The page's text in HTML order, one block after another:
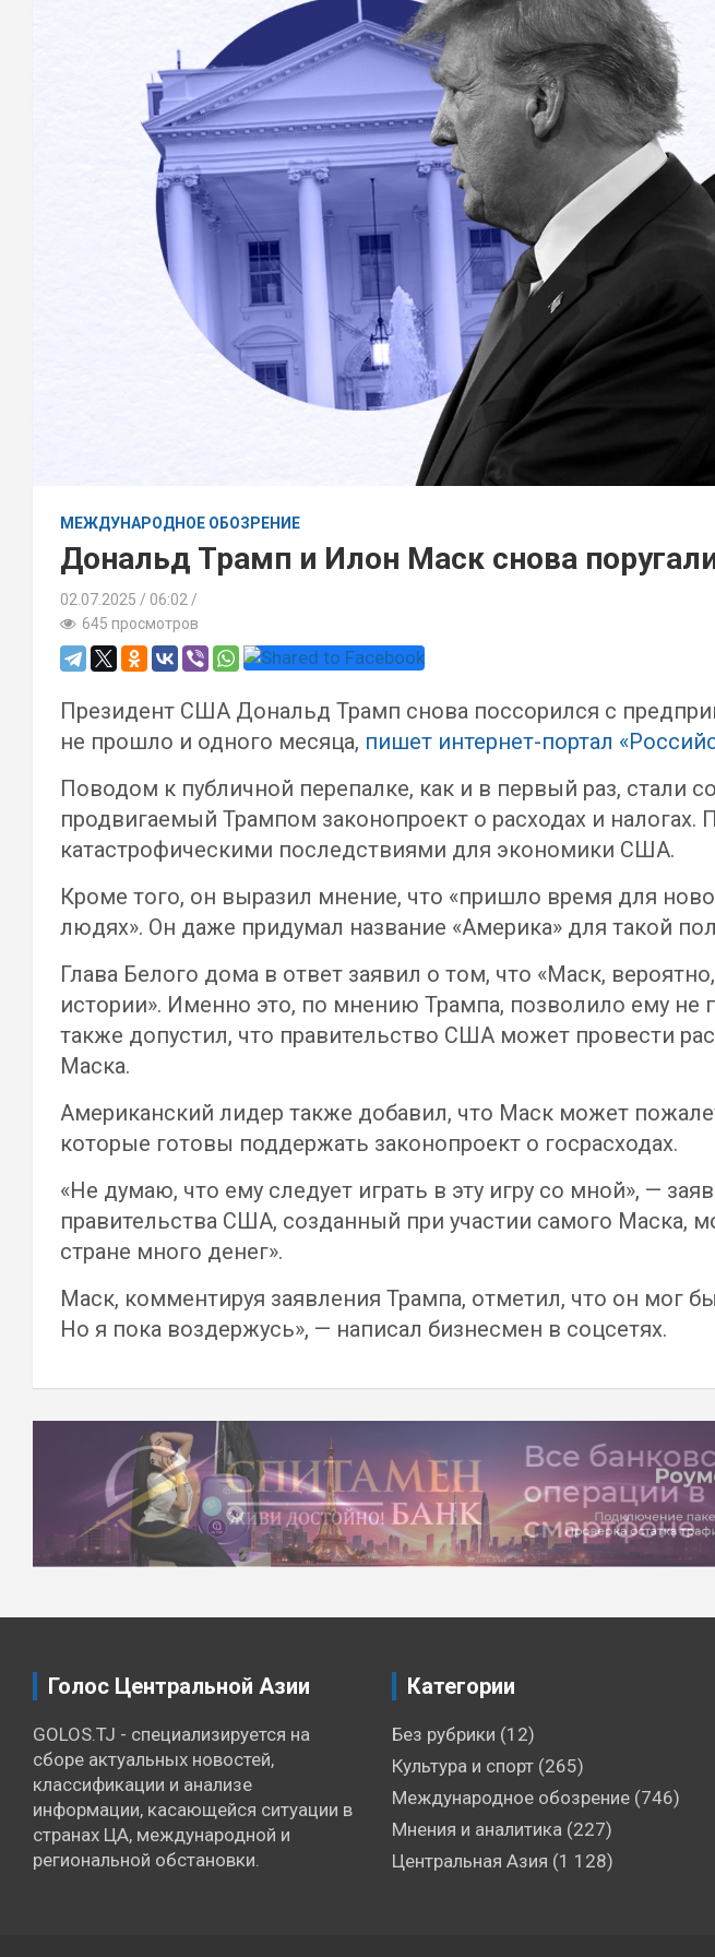
МЕЖДУНАРОДНОЕ ОБОЗРЕНИЕ
Дональд Трамп и Илон Маск снова
02.07.2025
06:02 /
645 просмотров
Президент США Дональд Трамп снова поссорился с
не прошло и одного месяца, пишет интернет-портал
Поводом к публичной перепалке, как и в первый раз, стали
продвигаемый Трампом законопроект о расходах и
катастрофическими последствиями для экономики США.
Кроме того, он выразил мнение, что «пришло время для
людях». Он даже придумал название «Америка» для такой
Глава Белого дома в ответ заявил о том, что «Маск,
истории». Именно это, по мнению Трампа, позволило ему
также допустил, что правительство США может провести
Маска.
Американский лидер также добавил, что Маск может
которые готовы поддержать законопроект о госрасходах.
«Не думаю, что ему следует играть в эту игру со мной», —
правительства США, созданный при участии самого Маска,
стране много денег».
Маск, комментируя заявления Трампа, отметил, что он мог
Но я пока воздержусь», — написал бизнесмен в соцсетях.
Навигация
записям
Голос Центральной Азии
GOLOS.TJ - специализируется на
сборе актуальных новостей,
классификации и анализе
информации, касающейся ситуации в
странах ЦА, международной и
региональной обстановки.
Категории
Без рубрики (12)
Культура и спорт(265)
Международное обозрение(746)
Мнения и аналитика (227)
Центральная Азия (1 128)